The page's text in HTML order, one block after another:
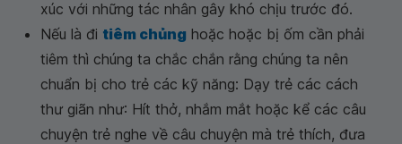
xúc với những tác nhân gây khó chịu trước đó.
Nếu là đi tiêm chủng hoặc hoặc bị ốm cần phải
tiêm thì chúng ta chắc chắn rằng chúng ta nên
chuẩn bị cho trẻ các kỹ năng: Dạy trẻ các cách
thư giãn như: Hít thở, nhắm mắt hoặc kể các câu
chuyện trẻ nghe về câu chuyện mà trẻ thích, đưa